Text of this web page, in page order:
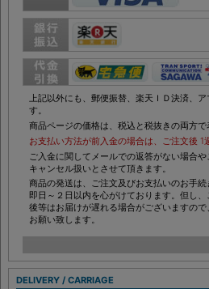
上記以外にも、郵便振替、楽天ＩＤ決済、
す。
商品ページの価格は、税込と税抜きの両方で
お支払い方法が前入金の場合は、ご注文後 1
ご入金に関してメールでの返答がない場合
キャンセル扱いとさせて頂きます。
商品の発送は、ご注文及びお支払いのお手続
即日～２日以内を心がけております。但し
後等はお届けが遅れる場合がございますの
お願い致します。
DELIVERY / CARRIAGE